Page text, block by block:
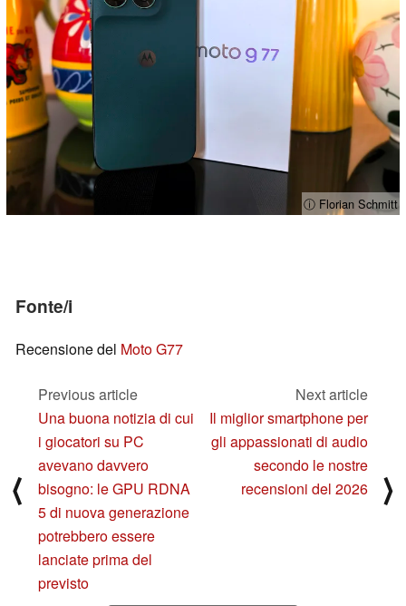
ⓘ Florian Schmitt
Fonte/i
Recensione del Moto G77
⟨
Previous article
Una buona notizia di cui
i giocatori su PC
avevano davvero
bisogno: le GPU RDNA
5 di nuova generazione
potrebbero essere
lanciate prima del
previsto
Next article
Il miglior smartphone per
gli appassionati di audio
secondo le nostre
recensioni del 2026
⟩